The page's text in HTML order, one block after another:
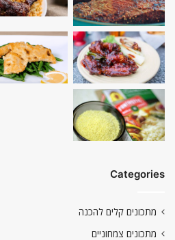
Categories
מתכונים קלים להכנה
מתכונים צמחוניים